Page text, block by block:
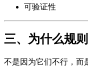
可验证性
三、为什么规
不是因为它们不行，而